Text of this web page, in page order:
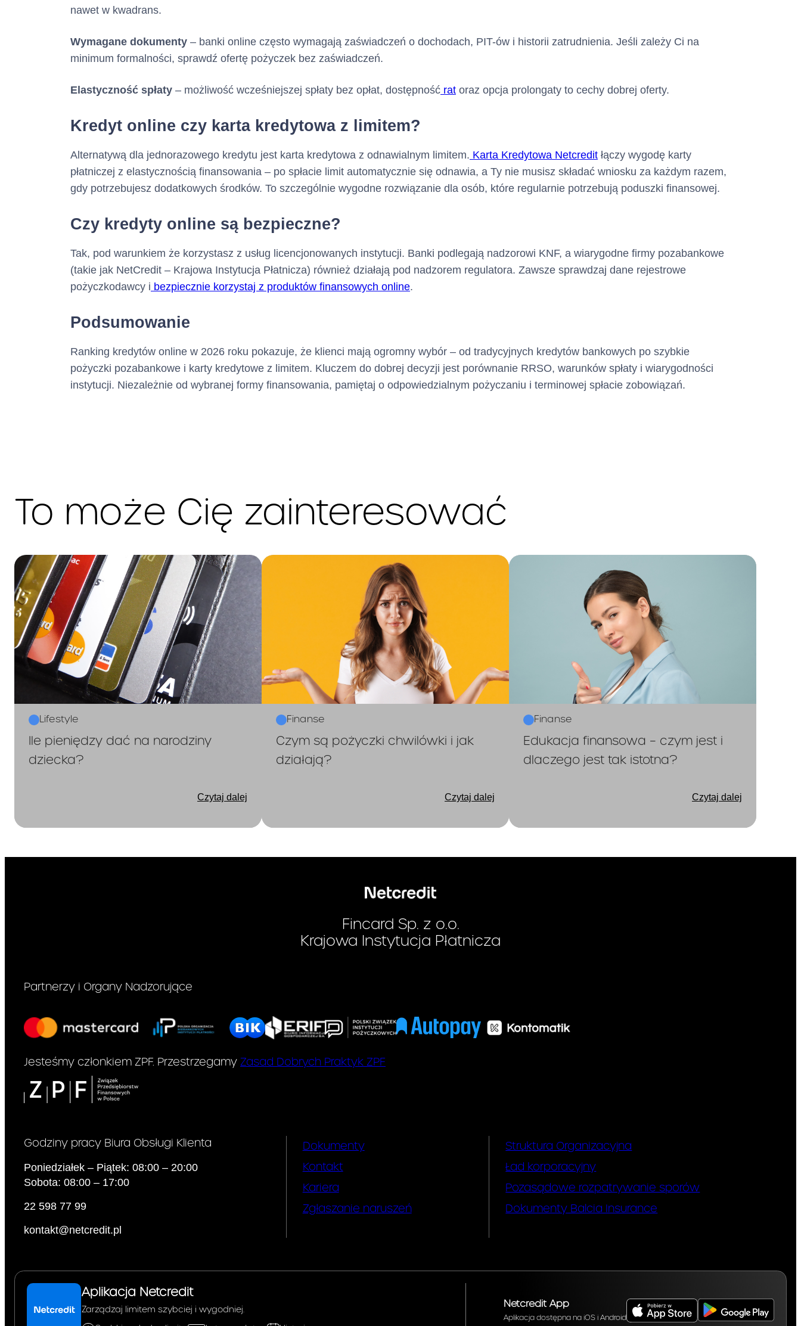
nawet w kwadrans.
Wymagane dokumenty – banki online często wymagają zaświadczeń o dochodach, PIT-ów i historii zatrudnienia. Jeśli zależy Ci na
minimum formalności, sprawdź ofertę pożyczek bez zaświadczeń.
Elastyczność spłaty – możliwość wcześniejszej spłaty bez opłat, dostępność rat oraz opcja prolongaty to cechy dobrej oferty.
Kredyt online czy karta kredytowa z limitem?
Alternatywą dla jednorazowego kredytu jest karta kredytowa z odnawialnym limitem. Karta Kredytowa Netcredit łączy wygodę karty
płatniczej z elastycznością finansowania – po spłacie limit automatycznie się odnawia, a Ty nie musisz składać wniosku za każdym razem,
gdy potrzebujesz dodatkowych środków. To szczególnie wygodne rozwiązanie dla osób, które regularnie potrzebują poduszki finansowej.
Czy kredyty online są bezpieczne?
Tak, pod warunkiem że korzystasz z usług licencjonowanych instytucji. Banki podlegają nadzorowi KNF, a wiarygodne firmy pozabankowe
(takie jak NetCredit – Krajowa Instytucja Płatnicza) również działają pod nadzorem regulatora. Zawsze sprawdzaj dane rejestrowe
pożyczkodawcy i bezpiecznie korzystaj z produktów finansowych online.
Podsumowanie
Ranking kredytów online w 2026 roku pokazuje, że klienci mają ogromny wybór – od tradycyjnych kredytów bankowych po szybkie
pożyczki pozabankowe i karty kredytowe z limitem. Kluczem do dobrej decyzji jest porównanie RRSO, warunków spłaty i wiarygodności
instytucji. Niezależnie od wybranej formy finansowania, pamiętaj o odpowiedzialnym pożyczaniu i terminowej spłacie zobowiązań.
To może Cię zainteresować
Lifestyle
Ile pieniędzy dać na narodziny
dziecka?
Czytaj dalej
Finanse
Czym są pożyczki chwilówki i jak
działają?
Czytaj dalej
Finanse
Edukacja finansowa – czym jest i
dlaczego jest tak istotna?
Czytaj dalej
Fincard Sp. z o.o.
Krajowa Instytucja Płatnicza
Partnerzy i Organy Nadzorujące
Jesteśmy członkiem ZPF. Przestrzegamy Zasad Dobrych Praktyk ZPF
Godziny pracy Biura Obsługi Klienta
Poniedziałek – Piątek: 08:00 – 20:00
Sobota: 08:00 – 17:00
22 598 77 99
kontakt@netcredit.pl
Dokumenty
Kontakt
Kariera
Zgłaszanie naruszeń
Struktura Organizacyjna
Ład korporacyjny
Pozasądowe rozpatrywanie sporów
Dokumenty Balcia Insurance
Aplikacja Netcredit
Zarządzaj limitem szybciej i wygodniej.
Netcredit App
Aplikacja dostępna na iOS i Android